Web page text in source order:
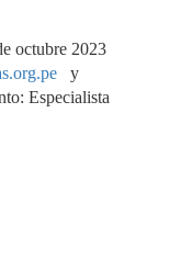
octubre 2023
y
Especialista